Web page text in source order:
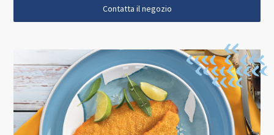
Contatta il negozio